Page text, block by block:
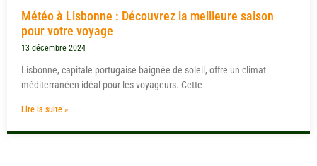
Météo à Lisbonne : Découvrez la meilleure saison
pour votre voyage
13 décembre 2024
Lisbonne, capitale portugaise baignée de soleil, offre un climat
méditerranéen idéal pour les voyageurs. Cette
Lire la suite »